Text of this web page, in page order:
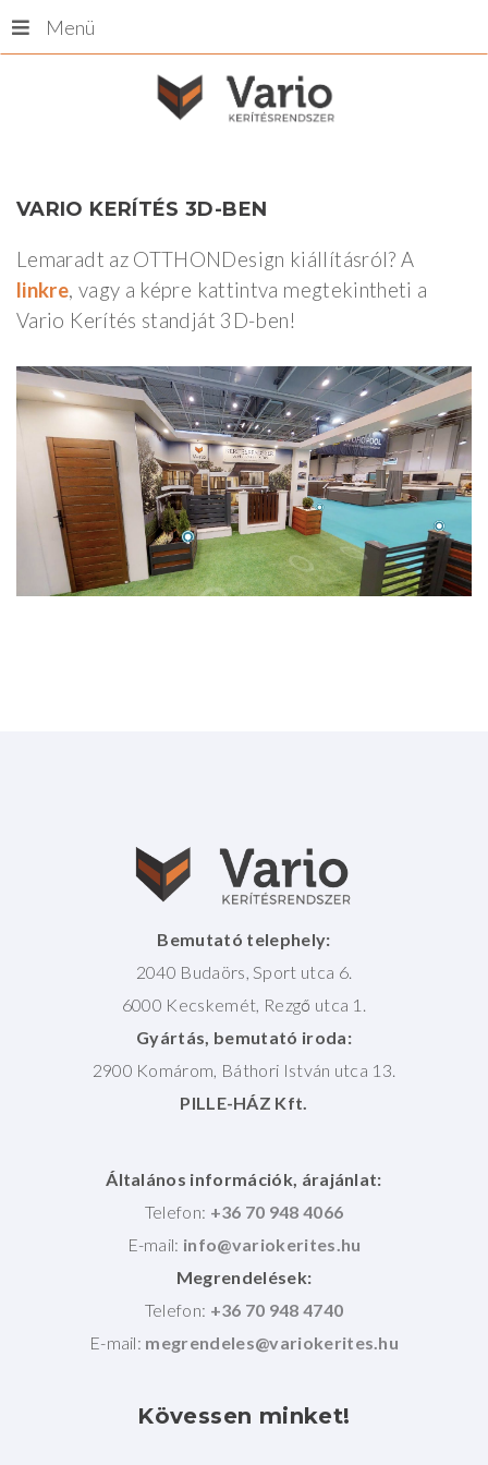
Menü
VARIO KERÍTÉS 3D-BEN
Lemaradt az OTTHONDesign kiállításról? A
linkre, vagy a képre kattintva megtekintheti a
Vario Kerítés standját 3D-ben!
Bemutató telephely:
2040 Budaörs, Sport utca 6.
6000 Kecskemét, Rezgő utca 1.
Gyártás, bemutató iroda:
2900 Komárom, Báthori István utca 13.
PILLE-HÁZ Kft.
Általános információk, árajánlat:
Telefon: +36 70 948 4066
E-mail:
Megrendelések:
Telefon: +36 70 948 4740
E-mail:
Kövessen minket!